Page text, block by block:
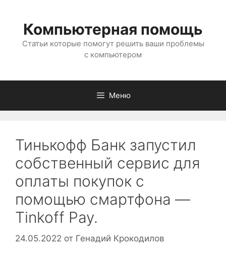
содержимому
Компьютерная помощь
Статьи которые помогут решить ваши проблемы
с компьютером
Меню
Тинькофф Банк запустил
собственный сервис для
оплаты покупок с
помощью смартфона —
Tinkoff Pay.
24.05.2022 от Генадий Крокодилов